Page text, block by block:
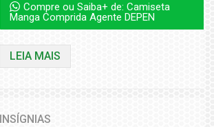
Compre ou Saiba+ de: Camiseta
Manga Comprida Agente DEPEN
LEIA MAIS
INSÍGNIAS